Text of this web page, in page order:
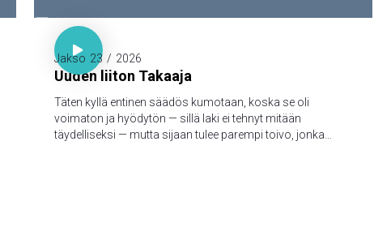
Hepr. 7:18-19

Jakso 23 / 2026
Uuden liiton Takaaja
Täten kyllä entinen säädös kumotaan, koska se oli
voimaton ja hyödytön — sillä laki ei tehnyt mitään
täydelliseksi — mutta sijaan tulee parempi toivo, jonka